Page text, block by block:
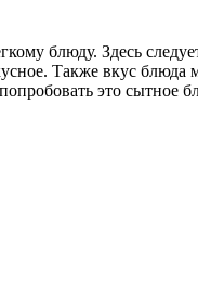
блюду. Здесь
Также вкус
это сытное